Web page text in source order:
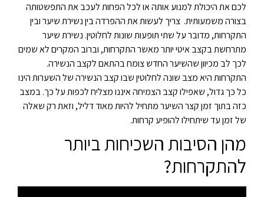
לכם את היכולת למנוע אותה או לכל הפחות לעכב את התפשטותה
בצורה משמעותית. צריך לעשות את ההפרדה בין נשירת שיער ובין
התקרחות, מדובר על שתי תופעות שונות לחלוטין. נשירת שיער
מתרחשת בקצב איטי יותר מאשר התקרחות, וברוב המקרים לא שמים
לכך לב מכיוון שהשיער החדש צומח בהתאם לקצב הנשירה.
התקרחות היא מצב שונה לחלוטין שבו קצב הנשירה של השערות הינו
כל כך גדול, שאפילו קצב הצמיחה איננו מצליח לכפות על כך. במצב
כזה בתוך זמן קצר השיער מתחיל להיות מאוד דליל, וזאת רק שאלה
של זמן עד שיתחילו להופיע קרחות.
מהן הסיבות השכיחות ביותר
להתקרחות?